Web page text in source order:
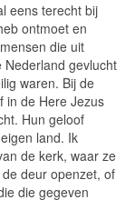
eens terecht bij
ontmoet en
die uit
gevlucht
waren. Bij de
in de Here Jezus
Hun geloof
land. Ik
de kerk, waar ze
deur openzet, of
die gegeven